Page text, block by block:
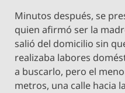
Minutos después, se
quien afirmó ser la
salió del domicilio sin
realizaba labores
a buscarlo, pero el
metros, una calle hacia